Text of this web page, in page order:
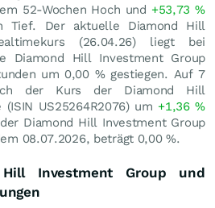
52-Wochen Hoch und +53,73%
Tief. Der aktuelle Diamond Hill
(26.04.26) liegt bei
Diamond Hill Investment Group
um 0,00 %gestiegen. Auf 7
der Kurs der Diamond Hill
US25264R2076) um +1,36%
Diamond Hill Investment Group
08.07.2026, beträgt 0,00%.
Investment Group und